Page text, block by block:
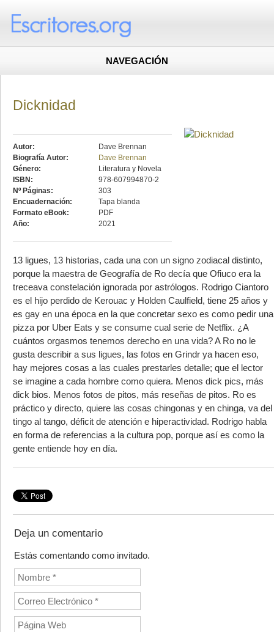
NAVEGACIÓN
Dicknidad
Autor:
Dave Brennan
Biografía Autor:
Dave Brennan
Género:
Literatura y Novela
ISBN:
978-607994870-2
Nº Páginas:
303
Encuadernación:
Tapa blanda
Formato eBook:
PDF
Año:
2021
13 ligues, 13 historias, cada una con un signo zodiacal distinto,
porque la maestra de Geografía de Ro decía que Ofiuco era la
treceava constelación ignorada por astrólogos. Rodrigo Ciantoro
es el hijo perdido de Kerouac y Holden Caulfield, tiene 25 años y
es gay en una época en la que concretar sexo es como pedir una
pizza por Uber Eats y se consume cual serie de Netflix. ¿A
cuántos orgasmos tenemos derecho en una vida? A Ro no le
gusta describir a sus ligues, las fotos en Grindr ya hacen eso,
hay mejores cosas a las cuales prestarles detalle; que el lector
se imagine a cada hombre como quiera. Menos dick pics, más
dick bios. Menos fotos de pitos, más reseñas de pitos. Ro es
práctico y directo, quiere las cosas chingonas y en chinga, va del
tingo al tango, déficit de atención e hiperactividad. Rodrigo habla
en forma de referencias a la cultura pop, porque así es como la
gente entiende hoy en día.
Deja un comentario
Estás comentando como invitado.